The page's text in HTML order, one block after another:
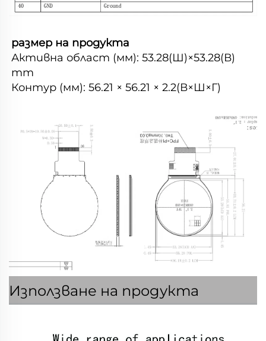
размер на продукта
Активна област (мм): 53.28(Ш)×53.28(В)
mm
Контур (мм): 56.21 × 56.21 × 2.2(В×Ш×Г)
Използване на продукта